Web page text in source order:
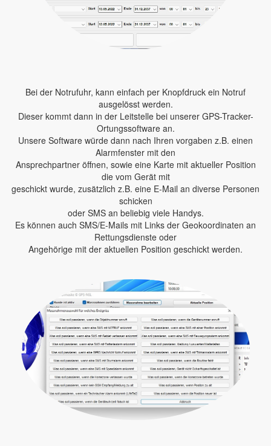
Bei der Notrufuhr, kann einfach per Knopfdruck ein Notruf
ausgelösst werden.
Dieser kommt dann in der Leitstelle bei unserer GPS-Tracker-
Ortungssoftware an.
Unsere Software würde dann nach Ihren vorgaben z.B. einen
Alarmfenster mit den
Ansprechpartner öffnen, sowie eine Karte mit aktueller Position
die vom Gerät mit
geschickt wurde, zusätzlich z.B. eine E-Mail an diverse Personen
schicken
oder SMS an beliebig viele Handys.
Es können auch SMS/E-Mails mit Links der Geokoordinaten an
Rettungsdienste oder
Angehörige mit der aktuellen Position geschickt werden.